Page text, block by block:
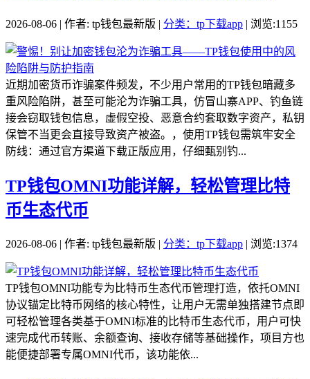
2026-08-06 | 作者: tp钱包最新版 | 分类：tp下载app | 浏览:1155
近期加密货币诈骗案件频发，不少用户常用的TP钱包暗藏多
重风险陷阱，甚至可能沦为诈骗工具，仿冒山寨APP、钓鱼链
接会窃取钱包信息，虚假空投、恶意合约套取数字资产，私钥
保管不当更会直接导致资产被盗。，使用TP钱包需筑牢安全
防线：通过官方渠道下载正版应用，仔细甄别钓...
TP钱包OMNI功能详解，轻松管理比特
币生态代币
2026-08-06 | 作者: tp钱包最新版 | 分类：tp下载app | 浏览:1374
TP钱包OMNI功能专为比特币生态代币管理打造，依托OMNI
协议锚定比特币网络的核心特性，让用户无需单独搭建节点即
可轻松管理各类基于OMNI标准的比特币生态代币，用户可快
速完成代币转账、余额查询、接收存储等基础操作，项目方也
能便捷部署专属OMNI代币，该功能依...